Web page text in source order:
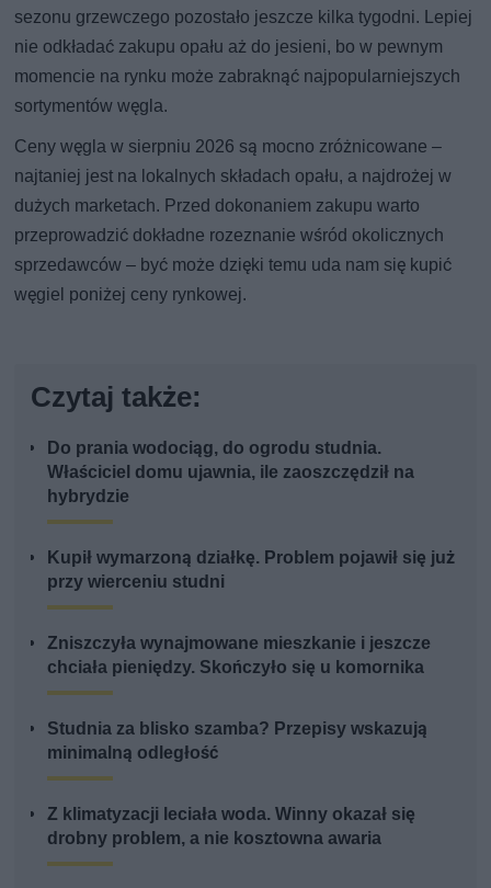
sezonu grzewczego pozostało jeszcze kilka tygodni. Lepiej
nie odkładać zakupu opału aż do jesieni, bo w pewnym
momencie na rynku może zabraknąć najpopularniejszych
sortymentów węgla.
Ceny węgla w sierpniu 2026 są mocno zróżnicowane –
najtaniej jest na lokalnych składach opału, a najdrożej w
dużych marketach. Przed dokonaniem zakupu warto
przeprowadzić dokładne rozeznanie wśród okolicznych
sprzedawców – być może dzięki temu uda nam się kupić
węgiel poniżej ceny rynkowej.
Czytaj także:
Do prania wodociąg, do ogrodu studnia.
Właściciel domu ujawnia, ile zaoszczędził na
hybrydzie
Kupił wymarzoną działkę. Problem pojawił się już
przy wierceniu studni
Zniszczyła wynajmowane mieszkanie i jeszcze
chciała pieniędzy. Skończyło się u komornika
Studnia za blisko szamba? Przepisy wskazują
minimalną odległość
Z klimatyzacji leciała woda. Winny okazał się
drobny problem, a nie kosztowna awaria